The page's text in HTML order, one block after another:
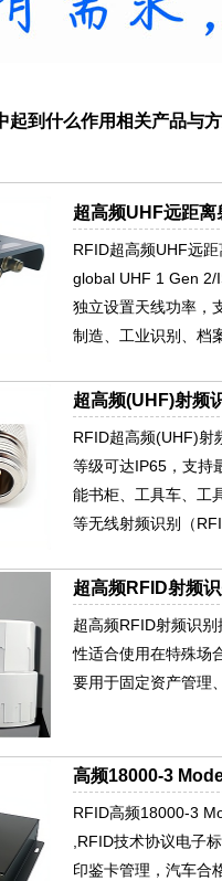
起到什么作用相关产品与
超高频UHF远距
RFID超高频UHF远
global UHF 1 Gen 2/
独立设置天线功率，
制造、工业识别、档
超高频(UHF)射频
RFID超高频(UHF)射
等级可达IP65，支持
能书柜、工具车、工
等无线射频识别（
超高频RFID射频
超高频RFID射频识
性适合使用在特殊场
要用于固定资产管理
高频18000-3
RFID高频18000-3
,RFID技术协议电子
印鉴卡管理，汽车合